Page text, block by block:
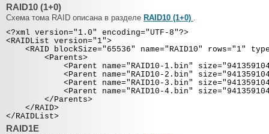
RAID10 (1+0)
Схема тома RAID описана в разделе RAID10 (1+0) .
<?xml version="1.0" encoding="UTF-8"?>
<RAIDList version="1">
<RAID blockSize="65536" name="RAID10" rows="1"
<Parents>
<Parent name="RAID10-1.bin"
<Parent name="RAID10-2.bin"
<Parent name="RAID10-3.bin"
<Parent name="RAID10-4.bin"
</Parents>
</RAID>
</RAIDList>
RAID1E